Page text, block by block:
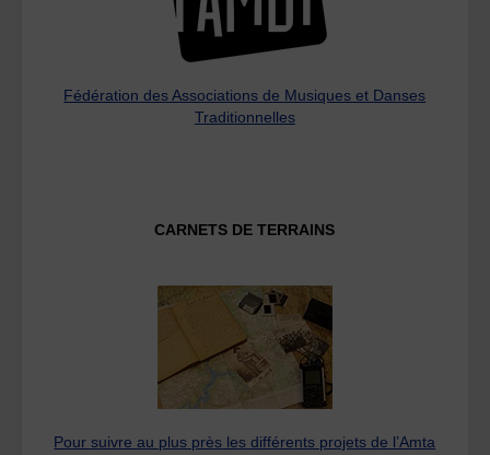
Fédération des Associations de Musiques et Danses
Traditionnelles
CARNETS DE TERRAINS
Pour suivre au plus près les différents projets de l’Amta